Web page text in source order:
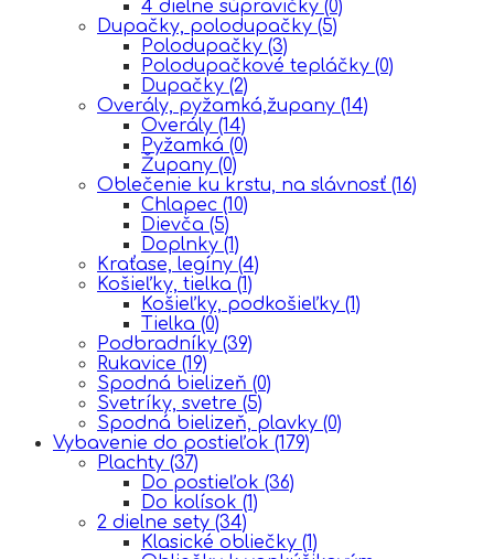
4 dielne súpravičky (0)
Dupačky, polodupačky (5)
Polodupačky (3)
Polodupačkové tepláčky (0)
Dupačky (2)
Overály, pyžamká,župany (14)
Overály (14)
Pyžamká (0)
Župany (0)
Oblečenie ku krstu, na slávnosť (16)
Chlapec (10)
Dievča (5)
Doplnky (1)
Kraťase, legíny (4)
Košieľky, tielka (1)
Košieľky, podkošieľky (1)
Tielka (0)
Podbradníky (39)
Rukavice (19)
Spodná bielizeň (0)
Svetríky, svetre (5)
Spodná bielizeň, plavky (0)
Vybavenie do postieľok (179)
Plachty (37)
Do postieľok (36)
Do kolísok (1)
2 dielne sety (34)
Klasické obliečky (1)